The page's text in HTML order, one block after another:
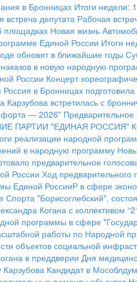
в Бронницах Итоги недели:
встреча депутата Рабочая
площадках Новая жизнь
Единой России Итоги
обновят в ближайшие годы
в новую народную
России Концерт
Россия в Бронницах
Карзубова встретилась с
— 2026"
ПАРТИИ "ЕДИНАЯ РОССИЯ"
реализации народной
в народную программу
предварительное
России Ход предварительного
Единой РоссииР в сфере
Спорта "Борисоглебский",
Когана с коллективом
программы в сфере
работы по Народной
объектов социальной
в преддверии Дня
Кандидат в